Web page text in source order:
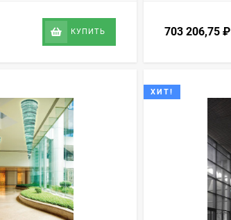
КУПИТЬ 703 206,75₽
ХИТ!